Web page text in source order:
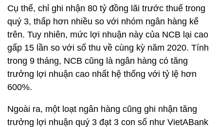
Cụ thể, chỉ ghi nhận 80 tỷ đồng lãi trước thuế trong
quý 3, thấp hơn nhiều so với nhóm ngân hàng kể
trên. Tuy nhiên, mức lợi nhuận này của NCB lại cao
gấp 15 lần so với số thu về cùng kỳ năm 2020. Tính
trong 9 tháng, NCB cũng là ngân hàng có tăng
trưởng lợi nhuận cao nhất hệ thống với tỷ lệ hơn
600%.
Ngoài ra, một loạt ngân hàng cũng ghi nhận tăng
trưởng lợi nhuận quý 3 đạt 3 con số như VietABank